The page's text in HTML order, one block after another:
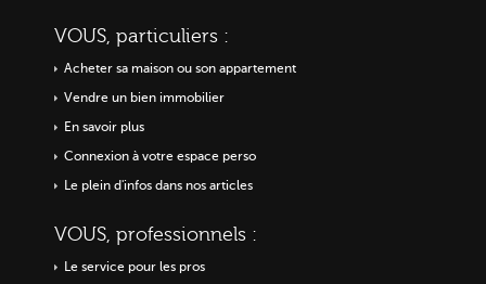
VOUS, particuliers :
Acheter sa maison ou son appartement
Vendre un bien immobilier
En savoir plus
Connexion à votre espace perso
Le plein d'infos dans nos articles
VOUS, professionnels :
Le service pour les pros